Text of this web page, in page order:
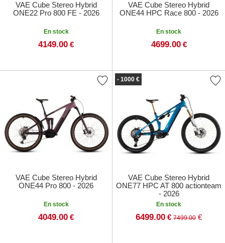
VAE Cube Stereo Hybrid
ONE22 Pro 800 FE - 2026
En stock
4149.00 €
VAE Cube Stereo Hybrid
ONE44 HPC Race 800 - 2026
En stock
4699.00 €
VAE Cube Stereo Hybrid
ONE44 Pro 800 - 2026
En stock
4049.00 €
- 1000 €
VAE Cube Stereo Hybrid
ONE77 HPC AT 800 actionteam
- 2026
En stock
6499.00 € 7499.00 €